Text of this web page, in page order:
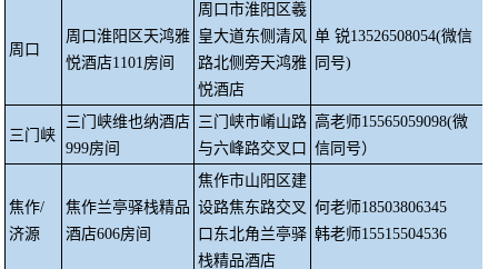
周口
周口淮阳区天鸿雅
悦酒店1101房间
周口市淮阳区羲
皇大道东侧清风
路北侧旁天鸿雅
悦酒店
单 锐13526508054(微信
同号)
三门峡
三门峡维也纳酒店
999房间
三门峡市崤山路
与六峰路交叉口
高老师15565059098(微
信同号）
焦作/
济源
焦作兰亭驿栈精品
酒店606房间
焦作市山阳区建
设路焦东路交叉
口东北角兰亭驿
栈精品酒店
何老师18503806345
韩老师15515504536